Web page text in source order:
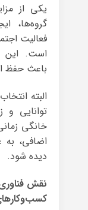
یکی از
گروه‌ها،
فعالیت
است. این
باعث حفظ
البته
توانایی و
خانگی
اضافی،
دیده شود.
نقش